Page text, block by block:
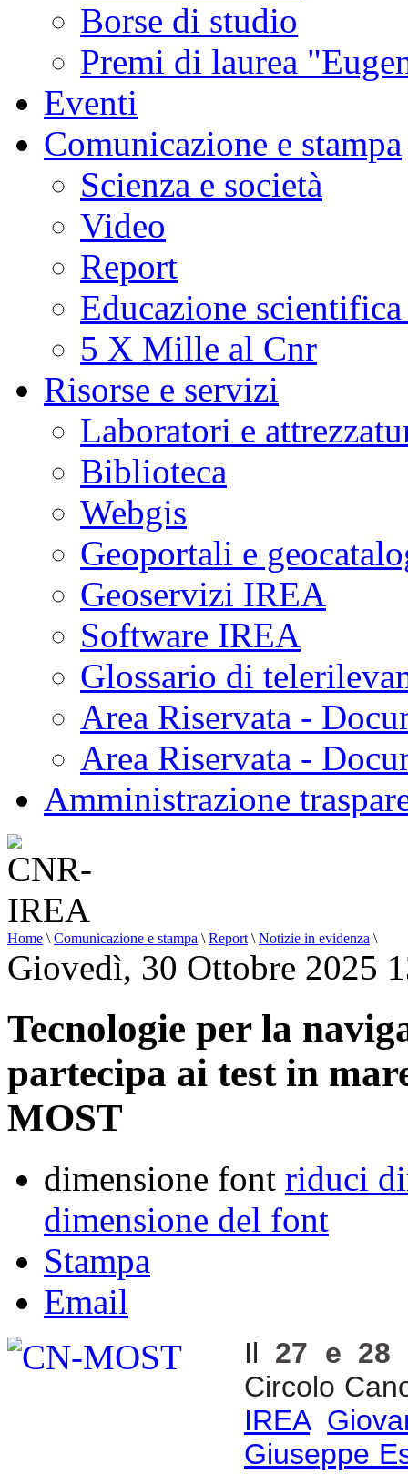
Borse di studio
Premi di laurea
Eventi
Comunicazione e stampa
Scienza e società
Video
Report
Educazione
5 X Mille al Cnr
Risorse e servizi
Laboratori e
Biblioteca
Webgis
Geoportali e
Geoservizi IREA
Software IREA
Glossario di
Area Riservata -
Area Riservata -
Amministrazione
Home \ Comunicazione e stampa \ Report \ Notizie in evidenza \
Giovedì, 30 Ottobre 2025
Tecnologie per la
partecipa ai test in
MOST
dimensione font riduci
dimensione del font
Stampa
Email
Il 27 e 28
Circolo
IREA
Giuseppe